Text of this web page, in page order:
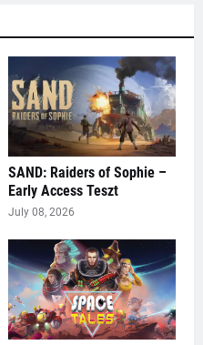
SAND: Raiders of Sophie –
Early Access Teszt
July 08, 2026